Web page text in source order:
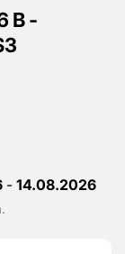
B -
- 14.08.2026